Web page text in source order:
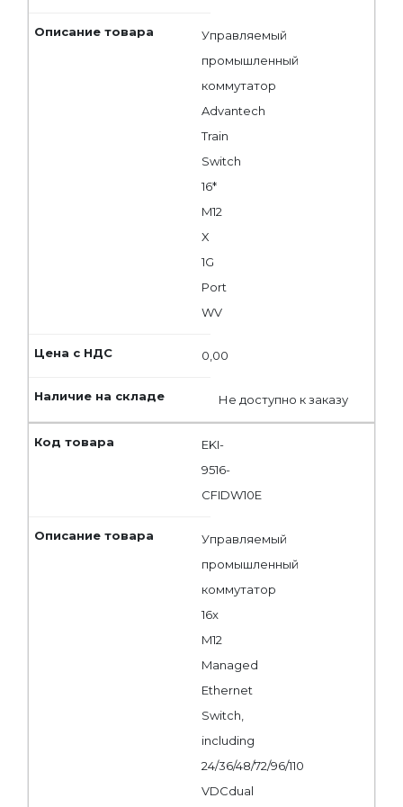
Управляемый
промышленный
коммутатор
Advantech
Train
Switch
16*
M12
X
1G
Port
WV
0,00
Не доступно к заказу
EKI-
9516-
CFIDW10E
Управляемый
промышленный
коммутатор
16x
M12
Managed
Ethernet
Switch,
including
24/36/48/72/96/110
VDCdual